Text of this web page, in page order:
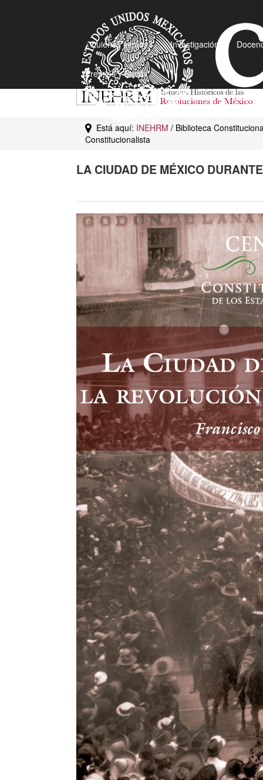
¿Quiénes somos? Investigación
Premios y Becas
Está aquí: INEHRM / Biblioteca
Constitucionalista
LA CIUDAD DE MÉXICO